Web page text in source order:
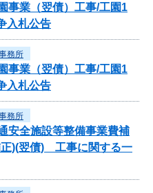
事業（翌債）工事/工園1
入札公告
務所
事業（翌債）工事/工園1
入札公告
務所
安全施設等整備事業費補
)(翌債) 工事に関する一